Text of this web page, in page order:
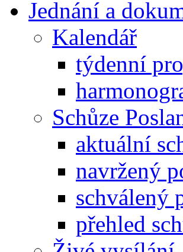
Jednání a
Kalendář
týdenní
Schůze
aktuální
navržený
schválený
přehled